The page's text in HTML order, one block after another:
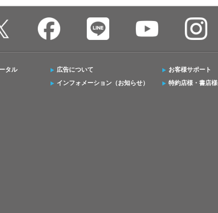
タル
広告について
インフォメーション（お知らせ）
お客様サポート
特約店様・書店